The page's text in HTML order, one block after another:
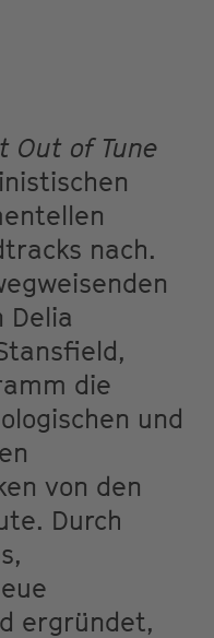
Out of Tune
nach.
Delia
die
und
von den
Durch
ergründet,